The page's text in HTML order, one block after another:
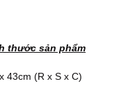
thước sản phẩm
43cm (R x S x C)